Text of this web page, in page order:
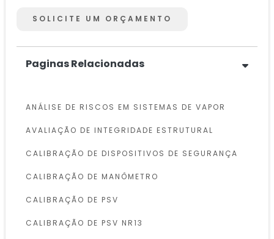
SOLICITE UM ORÇAMENTO
Paginas Relacionadas
ANÁLISE DE RISCOS EM SISTEMAS DE VAPOR
AVALIAÇÃO DE INTEGRIDADE ESTRUTURAL
CALIBRAÇÃO DE DISPOSITIVOS DE SEGURANÇA
CALIBRAÇÃO DE MANÔMETRO
CALIBRAÇÃO DE PSV
CALIBRAÇÃO DE PSV NR13